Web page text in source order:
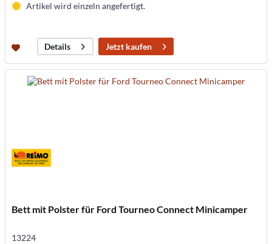
Artikel wird einzeln angefertigt.
Details Jetzt kaufen
Bett mit Polster für Ford Tourneo Connect Minicamper
13224